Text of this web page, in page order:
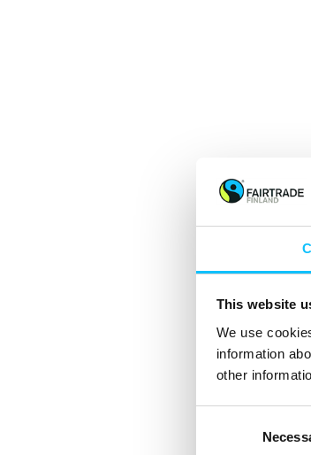
This website
We use
information
other